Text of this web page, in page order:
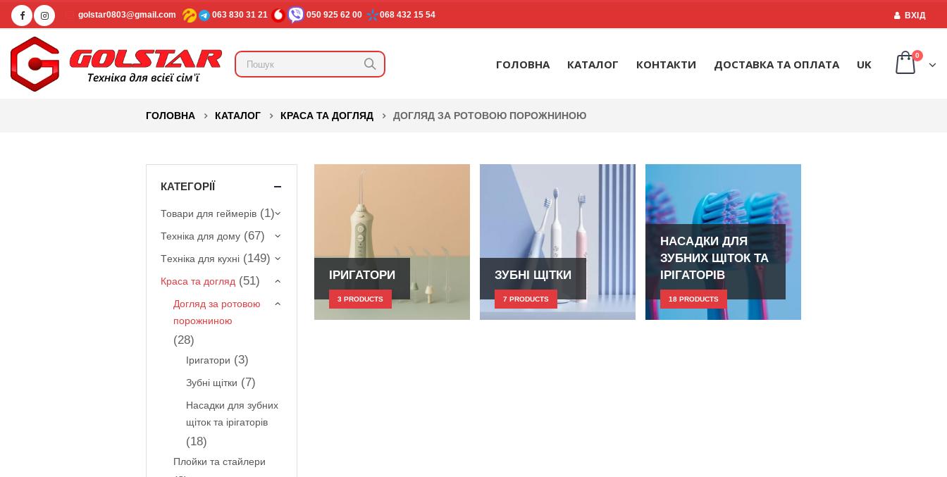
golstar0803@gmail.com 063 830 31 21 050 925 62 00 068 432 15 54 ВХІД
ГОЛОВНА КАТАЛОГ КОНТАКТИ ДОСТАВКА ТА ОПЛАТА UK
0
ГОЛОВНА КАТАЛОГ КРАСА ТА ДОГЛЯД ДОГЛЯД ЗА РОТОВОЮ ПОРОЖНИНОЮ
ІРИГАТОРИ
3 PRODUCTS
ЗУБНІ ЩІТКИ
7PRODUCTS
НАСАДКИ ДЛЯ
ЗУБНИХ ЩІТОК ТА
ІРІГАТОРІВ
18PRODUCTS
КАТЕГОРІЇ
Товари для геймерів (1)
Техніка для дому (67)
Tехніка для кухні (149)
Краса та догляд (51)
Догляд за ротовою
порожниною
(28)
Іригатори (3)
Зубні щітки (7)
Насадки для зубних
щіток та ірігаторів
(18)
Плойки та стайлери